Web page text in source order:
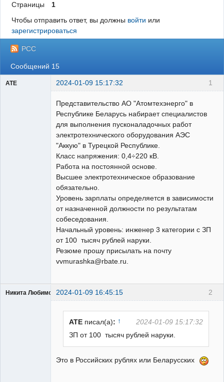
Страницы
1
Чтобы отправить ответ, вы должны войти или
зарегистрироваться
РСС
Сообщений 15
1
ATE 2024-01-09 15:17:32
Представительство АО "Атомтехэнерго" в
Республике Беларусь набирает специалистов
для выполнения пусконаладочных работ
электротехнического оборудования АЭС
"Аккую" в Турецкой Республике.
Класс напряжения: 0,4÷220 кВ.
Работа на постоянной основе.
Высшее электротехническое образование
обязательно.
Уровень зарплаты определяется в зависимости
от назначенной должности по результатам
собеседования.
Начальный уровень: инженер 3 категории с ЗП
от 100 тысяч рублей наруки.
Резюме прошу присылать на почту
vvmurashka@rbate.ru.
2
Никита Любимов 2024-01-09 16:45:15
ATE писал(а): ↑
2024-01-09 15:17:32
ЗП от 100 тысяч рублей наруки.
Это в Российских рублях или Беларусских